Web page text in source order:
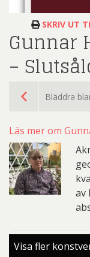
SKRIV UT
Gunnar
–
Bläddra
Läs mer om
av
Visa fler